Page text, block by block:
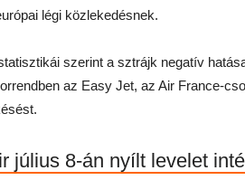
légi közlekedésnek.
szerint a sztrájk negatív
az Easy Jet, az Air France-
július 8-án nyílt levelet